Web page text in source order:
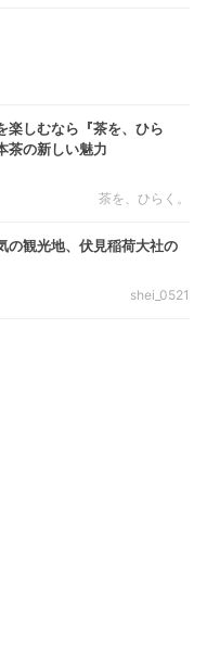
楽しむなら『茶を、ひら
茶の新しい魅力
茶を、ひらく。
の観光地、伏見稲荷大社の
shei_0521